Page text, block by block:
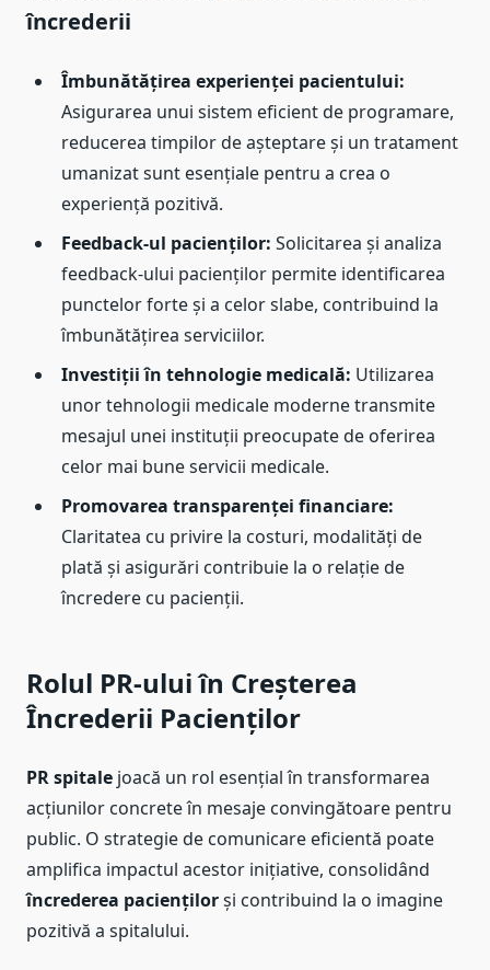
încrederii
Îmbunătățirea experienței pacientului:
Asigurarea unui sistem eficient de programare,
reducerea timpilor de așteptare și un tratament
umanizat sunt esențiale pentru a crea o
experiență pozitivă.
Feedback-ul pacienților: Solicitarea și analiza
feedback-ului pacienților permite identificarea
punctelor forte și a celor slabe, contribuind la
îmbunătățirea serviciilor.
Investiții în tehnologie medicală: Utilizarea
unor tehnologii medicale moderne transmite
mesajul unei instituții preocupate de oferirea
celor mai bune servicii medicale.
Promovarea transparenței financiare:
Claritatea cu privire la costuri, modalități de
plată și asigurări contribuie la o relație de
încredere cu pacienții.
Rolul PR-ului în Creșterea
Încrederii Pacienților
PR spitale joacă un rol esențial în transformarea
acțiunilor concrete în mesaje convingătoare pentru
public. O strategie de comunicare eficientă poate
amplifica impactul acestor inițiative, consolidând
încrederea paciențilorși contribuind la o imagine
pozitivă a spitalului.